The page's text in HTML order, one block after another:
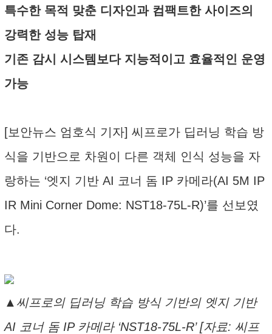
특수한 목적 맞춘 디자인과 컴팩트한 사이즈의
강력한 성능 탑재
기존 감시 시스템보다 지능적이고 효율적인 운영
가능
[보안뉴스 엄호식 기자] 씨프로가 딥러닝 학습 방
식을 기반으로 차원이 다른 객체 인식 성능을 자
랑하는 ‘엣지 기반 AI 코너 돔 IP 카메라(AI 5M IP
IR Mini Corner Dome: NST18-75L-R)’를 선보였
다.
▲씨프로의 딥러닝 학습 방식 기반의 엣지 기반
AI 코너 돔 IP 카메라 ‘NST18-75L-R’ [자료: 씨프